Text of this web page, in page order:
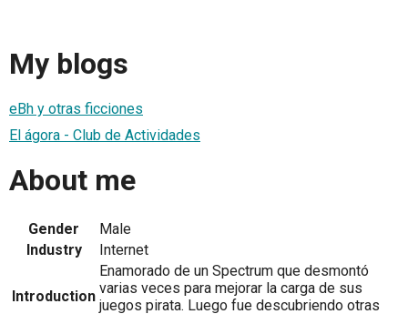
My blogs
eBh y otras ficciones
El ágora - Club de Actividades
About me
Gender
Male
Industry
Internet
Introduction
Enamorado de un Spectrum que desmontó
varias veces para mejorar la carga de sus
juegos pirata. Luego fue descubriendo otras